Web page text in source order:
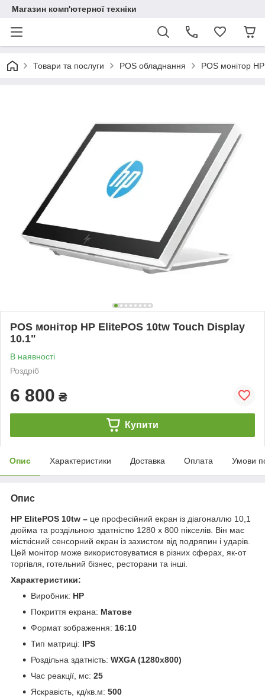
Магазин комп'ютерної техніки
Товари та послуги POS обладнання POS монітор
POS монітор HP ElitePOS 10tw Touch Display
10.1"
В наявності
Роздріб
6 800 ₴
Купити
Опис Характеристики Доставка Оплата Умови
Опис
HP ElitePOS 10tw – це професійний екран із діагоналлю 10,1
дюйма та роздільною здатністю 1280 x 800 пікселів. Він має
місткісний сенсорний екран із захистом від подряпин і ударів.
Цей монітор може використовуватися в різних сферах, як-от
торгівля, готельний бізнес, ресторани та інші.
Характеристики:
Виробник: HP
Покриття екрана: Матове
Формат зображення: 16:10
Тип матриці: IPS
Роздільна здатність: WXGA (1280x800)
Час реакції, мс: 25
Яскравість, кд/кв.м: 500